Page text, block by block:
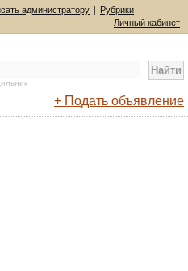
администратору | Рубрики
Личный кабинет
+ Подать объявление